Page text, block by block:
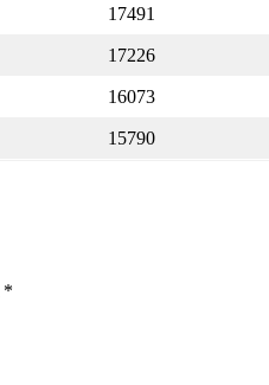
17491
17226
16073
15790
*